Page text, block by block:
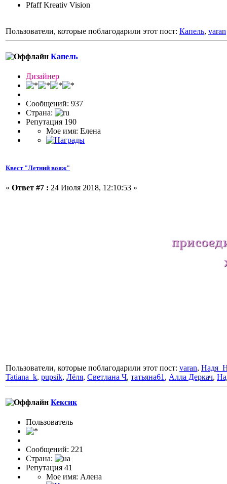
Pfaff Kreativ Vision
Пользователи, которые поблагодарили этот пост: Капель, varan
Капель
Дизайнер
Сообщений: 937
Страна:
Репутация 190
Мое имя: Елена
Квест "Летний вояж"
« Ответ #7 : 24 Июля 2018, 12:10:53 »
Пользователи, которые поблагодарили этот пост: varan,
Tatiana_k, pupsik, Лёля, Светлана Ч, татьяна61 , Алла Деркач,
Кексик
Пользовaтeль
Сообщений: 221
Страна:
Репутация 41
Мое имя: Алена